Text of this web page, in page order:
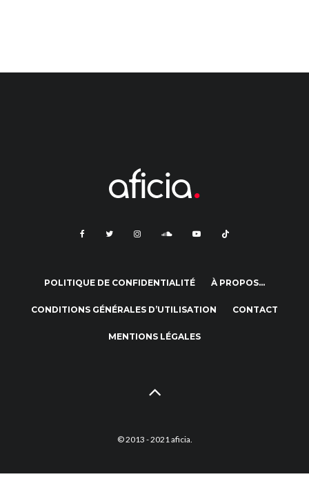
POLITIQUE DE CONFIDENTIALITÉ À PROPOS…
CONDITIONS GÉNÉRALES D’UTILISATION CONTACT
MENTIONS LÉGALES
© 2013 - 2021 aficia.